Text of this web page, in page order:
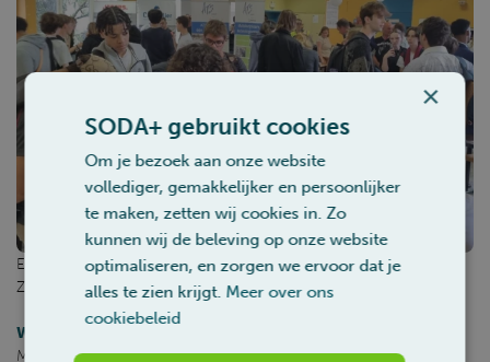
En neem gratisdeel aan onzenetwerkevents en jobbeurzen
Zie
Pitch & Connect, deUitreiking van de SODA-attesten
Waarom is dit alles gratis?
Met uw (vakantie)jobs en stageshelpt u vzw SODAplus en
×
SODA+ gebruikt cookies
Om je bezoek aan onze website
vollediger, gemakkelijker en persoonlijker
te maken, zetten wij cookies in. Zo
kunnen wij de beleving op onze website
optimaliseren, en zorgen we ervoor dat je
alles te zien krijgt. Meer over ons
cookiebeleid